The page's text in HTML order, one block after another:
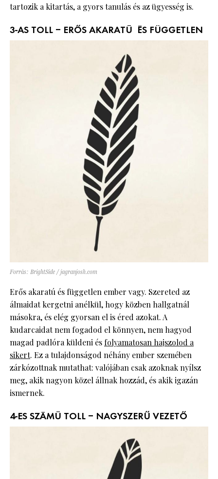
tartozik a kitartás, a gyors tanulás és az ügyesség is.
3-AS TOLL – ERŐS AKARATÚ ÉS FÜGGETLEN
Forrás: BrightSide / jagranjosh.com
Erős akaratú és független ember vagy. Szereted az
álmaidat kergetni anélkül, hogy közben hallgatnál
másokra, és elég gyorsan el is éred azokat. A
kudarcaidat nem fogadod el könnyen, nem hagyod
magad padlóra küldeni és folyamatosan hajszolod a
sikert. Ez a tulajdonságod néhány ember szemében
zárkózottnak mutathat: valójában csak azoknak nyílsz
meg, akik nagyon közel állnak hozzád, és akik igazán
ismernek.
4-ES SZÁMÚ TOLL – NAGYSZERŰ VEZETŐ